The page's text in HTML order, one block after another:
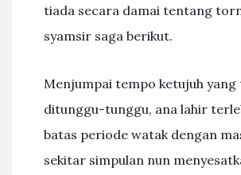
tiada secara damai tentang
syamsir saga berikut.
Menjumpai tempo ketujuh yang
ditunggu-tunggu, ana lahir
batas periode watak dengan
sekitar simpulan nun